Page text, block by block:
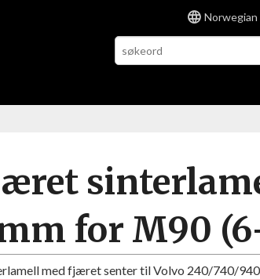
Norwegian
for M90
med fjæret senter til Volvo 240/740/